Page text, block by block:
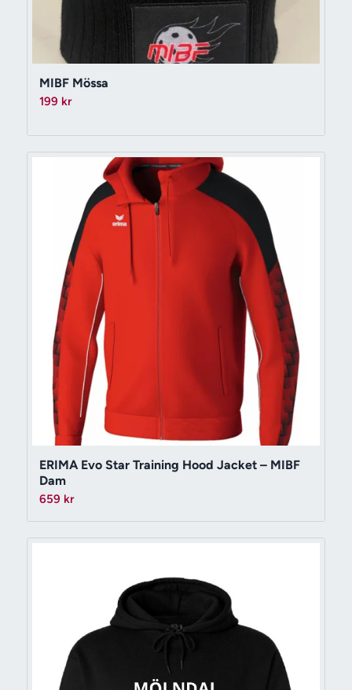
MIBF Mössa
199 kr
ERIMA Evo Star Training Hood Jacket – MIBF
Dam
659 kr